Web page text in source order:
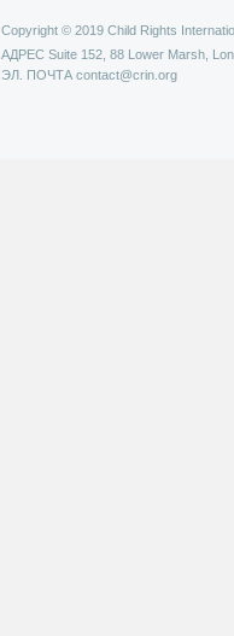
Copyright © 2019 Child Rights
АДРЕС Suite 152, 88 Lower Marsh,
ЭЛ. ПОЧТА contact@crin.org